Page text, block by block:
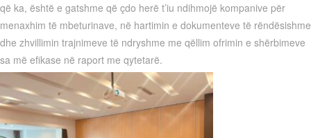
që ka, është e gatshme që çdo herë t’iu ndihmojë kompanive për
menaxhim të mbeturinave, në hartimin e dokumenteve të rëndësishme
dhe zhvillimin trajnimeve të ndryshme me qëllim ofrimin e shërbimeve
sa më efikase në raport me qytetarë.